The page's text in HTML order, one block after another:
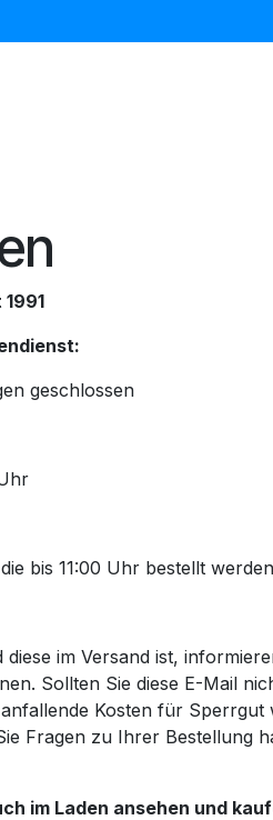
geschlossen
bis 11:00 Uhr bestellt
im Versand ist,
Sollten Sie diese E-Mail
Kosten für
Fragen zu Ihrer
im Laden ansehen und